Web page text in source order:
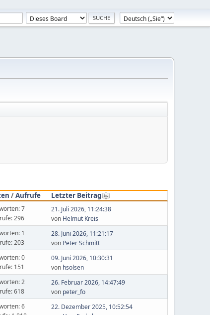
/Aufrufe
Letzter Beitrag
7
296
21. Juli 2026, 11:24:38
von Helmut Kreis
1
203
28. Juni 2026, 11:21:17
von Peter Schmitt
0
151
09. Juni 2026, 10:30:31
von hsolsen
2
618
26. Februar 2026, 14:47:49
von peter_fo
6
22. Dezember 2025, 10:52:54